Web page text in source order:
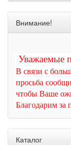
Внимание!
Уважаемые
В связи с
просьба
чтобы Ваше
Благодарим за
Каталог